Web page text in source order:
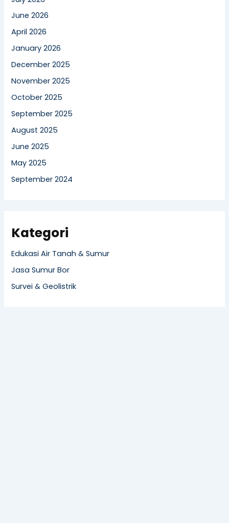
June 2026
April 2026
January 2026
December 2025
November 2025
October 2025
September 2025
August 2025
June 2025
May 2025
September 2024
Kategori
Edukasi Air Tanah & Sumur
Jasa Sumur Bor
Survei & Geolistrik